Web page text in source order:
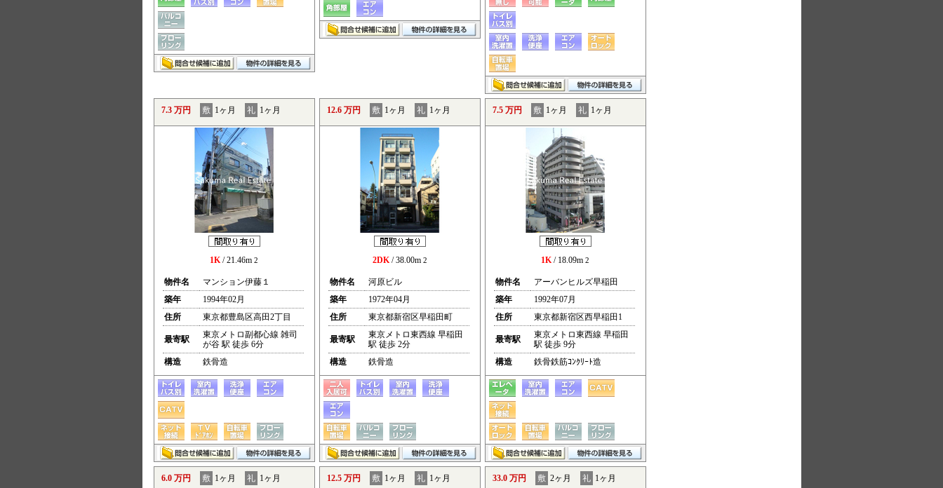
7.3 万円 敷 1ヶ月 礼 1ヶ月
1K/ 21.46m 2
物件名
マンション伊藤１
築年
1994年02月
住所
東京都豊島区高田2丁目
最寄駅
東京メトロ副都心線 雑司
が谷 駅 徒歩 6分
構造
鉄骨造
12.6 万円 敷 1ヶ月 礼 1ヶ月
2DK/ 38.00m 2
物件名
河原ビル
築年
1972年04月
住所
東京都新宿区早稲田町
最寄駅
東京メトロ東西線 早稲田
駅 徒歩 2分
構造
鉄骨造
7.5 万円 敷 1ヶ月 礼 1ヶ月
1K/ 18.09m 2
物件名
アーバンヒルズ早稲田
築年
1992年07月
住所
東京都新宿区西早稲田1
最寄駅
東京メトロ東西線 早稲田
駅 徒歩 9分
構造
鉄骨鉄筋ｺﾝｸﾘｰﾄ造
6.0 万円 敷 1ヶ月 礼 1ヶ月 12.5 万円 敷 1ヶ月 礼 1ヶ月 33.0 万円 敷 2ヶ月 礼 1ヶ月